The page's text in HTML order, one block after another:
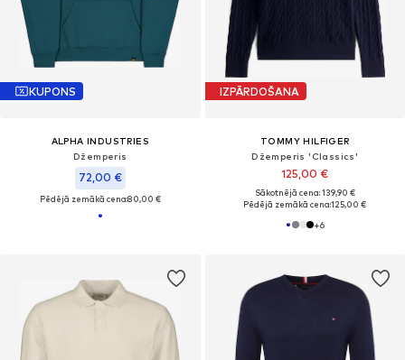
KUPONS
ALPHA INDUSTRIES
Džemperis
72,00 €
Pēdējā zemākā cena:80,00 €
IZPĀRDOŠANA
TOMMY HILFIGER
Džemperis 'Classics'
125,00 €
Sākotnējā cena: 139,90 €
Pēdējā zemākā cena:125,00 €
+6